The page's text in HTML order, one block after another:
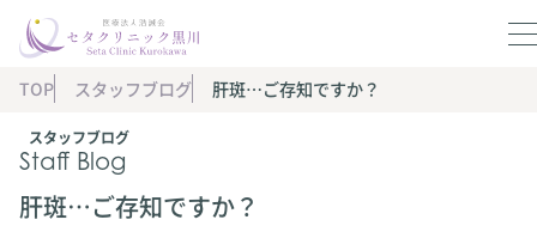
スタッフブログ
Staff Blog
TOP スタッフブログ 肝斑…ご存知ですか？
肝斑…ご存知ですか？